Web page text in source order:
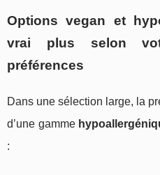
Options vegan et
vrai plus selon
préférences
Dans une sélection large, la
d’une gamme
: